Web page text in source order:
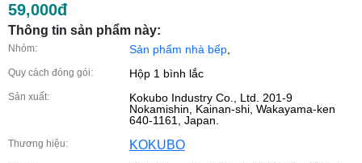
59,000đ
Thông tin sản phẩm này:
Nhóm: Sản phẩm nhà bếp,
Quy cách đóng gói: Hộp 1 bình lắc
Sản xuất:
Kokubo Industry Co., Ltd. 201-9
Nokamishin, Kainan-shi, Wakayama-ken
640-1161, Japan.
Thương hiệu: KOKUBO